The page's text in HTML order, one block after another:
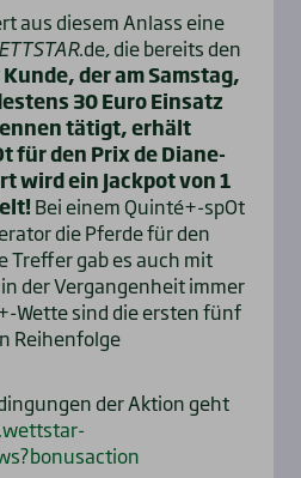
aus diesem Anlass eine
.de, die bereits den
Kunde, der am Samstag,
30 Euro Einsatz
tätigt, erhält
für den Prix de Diane-
wird ein Jackpot von 1
Bei einem Quinté+-spOt
die Pferde für den
Treffer gab es auch mit
der Vergangenheit immer
Wette sind die ersten fünf
Reihenfolge
der Aktion geht